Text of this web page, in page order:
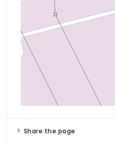
Share the page